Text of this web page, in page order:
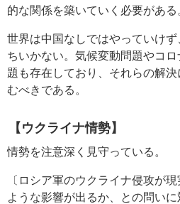
的な関係を築いていく必要がある
世界は中国なしではやっていけ
ちいかない。気候変動問題やコ
題も存在しており、それらの解
むべきである。
【ウクライナ情勢】
情勢を注意深く見守っている。
〔ロシア軍のウクライナ侵攻が
ような影響が出るか、との問い